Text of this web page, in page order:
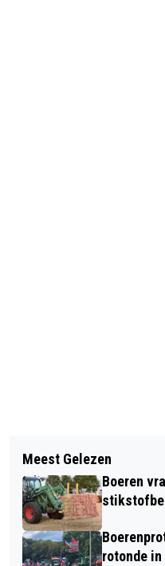
NIEUWBOUW HET
OPGENOMEN IN
GEMEENTE EDE
VEEL
AANPASSING
Meest Gelezen
Boeren
rotonde in